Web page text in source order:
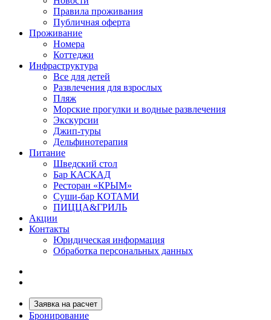
Правила проживания
Публичная оферта
Проживание
Номера
Коттеджи
Инфраструктура
Все для детей
Развлечения для взрослых
Пляж
Морские прогулки и водные развлечения
Экскурсии
Джип-туры
Дельфинотерапия
Питание
Шведский стол
Бар КАСКАД
Ресторан «КРЫМ»
Суши-бар КОТАМИ
ПИЦЦА&ГРИЛЬ
Акции
Контакты
Юридическая информация
Обработка персональных данных
Заявка на расчет
Бронирование